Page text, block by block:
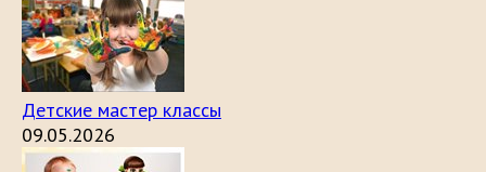
Детские мастер классы
09.05.2026